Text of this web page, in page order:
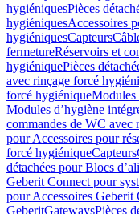
hygiéniquesPièces
hygiéniquesAccessoires
hygiéniquesCapteurs
fermetureRéservoirs et
hygiéniquePièces
avec rinçage forcé
forcé hygiéniqueModules
Modules d’hygiène
commandes de WC avec
pour Accessoires pour
forcé hygiéniqueCapteurs
détachées pour Blocs
Geberit Connect pour
pour Accessoires Geberit
GeberitGatewaysPièces